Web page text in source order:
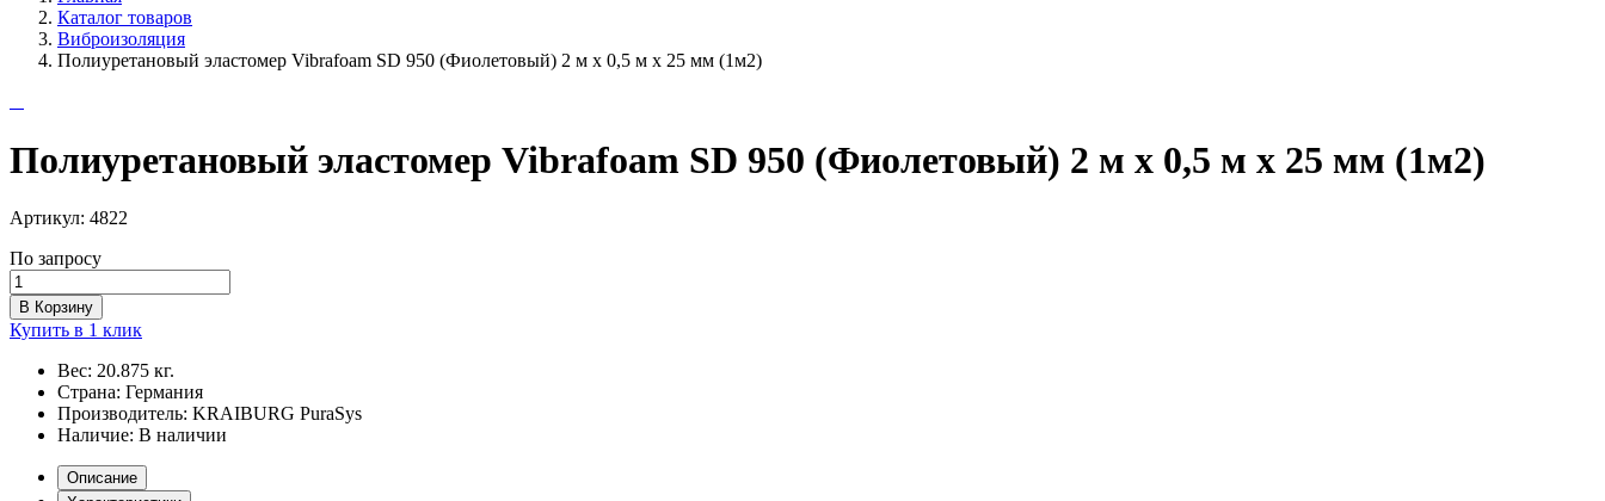
Каталог товаров
Виброизоляция
Полиуретановый эластомер Vibrafoam SD 950 (Фиолетовый) 2 м х 0,5 м х 25 мм (1м2)
Полиуретановый эластомер Vibrafoam SD 950 (Фиолетовый) 2 м х 0,5 м х 25 мм (1м2)
Артикул: 4822
По запросу
В Корзину
Купить в 1 клик
Вес: 20.875 кг.
Страна: Германия
Производитель: KRAIBURG PuraSys
Наличие: В наличии
Описание